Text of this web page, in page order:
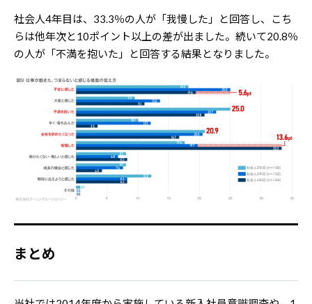
社会人4年目は、33.3％の人が「我慢した」と回答し、こち
らは他年次と10ポイント以上の差が出ました。続いて20.8％
の人が「不満を抱いた」と回答する結果となりました。
まとめ